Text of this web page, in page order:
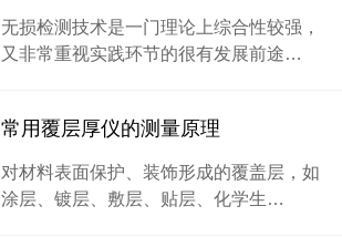
无损检测技术是一门理论上综合性较强，
又非常重视实践环节的很有发展前途…
常用覆层厚仪的测量原理
对材料表面保护、装饰形成的覆盖层，如
涂层、镀层、敷层、贴层、化学生…